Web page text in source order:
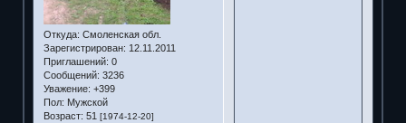
Откуда: Смоленская обл.
Зарегистрирован: 12.11.2011
Приглашений: 0
Сообщений: 3236
Уважение: +399
Пол: Мужской
Возраст: 51 [1974-12-20]